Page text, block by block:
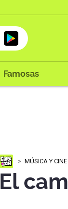
Famosas
MÚSICA Y CINE
El